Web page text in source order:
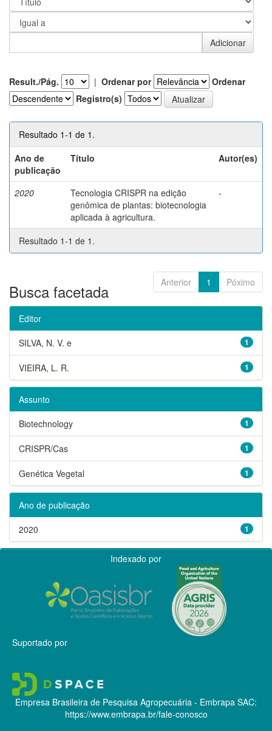
Result./Pág. | Ordenar por
Ordenar
Registro(s)
Resultado 1-1 de 1.
Ano de
publicação
Título Autor(es)
2020
Tecnologia CRISPR na edição
genômica de plantas: biotecnologia
aplicada à agricultura.
-
Resultado 1-1 de 1.
Anterior 1 Póximo
Busca facetada
Editor
1
SILVA, N. V. e
1
VIEIRA, L. R.
Assunto
1
Biotechnology
1
CRISPR/Cas
1
Genética Vegetal
Ano de publicação
1
2020
Indexado por
Suportado por
Empresa Brasileira de Pesquisa Agropecuária - Embrapa SAC:
https://www.embrapa.br/fale-conosco